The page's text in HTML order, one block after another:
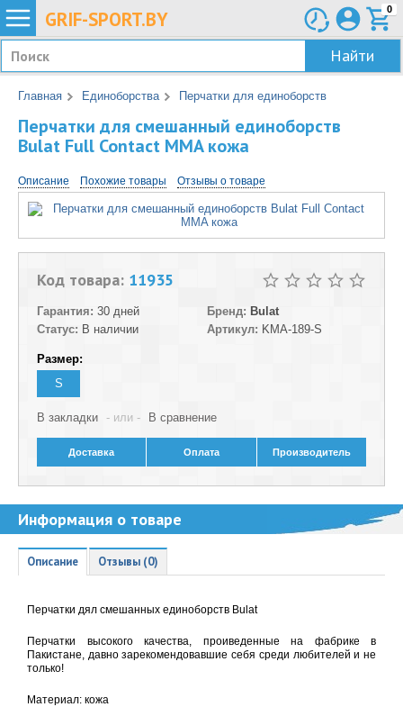
GRIF-SPORT.BY 0
Найти
Главная Единоборства Перчатки для единоборств
Перчатки для смешанный единоборств
Bulat Full Contact MMA кожа
Описание Похожие товары Отзывы о товаре
Код товара: 11935
Размер:
S
В закладки- или -В сравнение
Гарантия: 30 дней
Статус: В наличии
Бренд: Bulat
Артикул: KMA-189-S
Доставка Оплата Производитель
Информация о товаре
Описание Отзывы (0)
Перчатки дял смешанных единоборств Bulat
Перчатки высокого качества, проиведенные на фабрике в
Пакистане, давно зарекомендовавшие себя среди любителей и не
только!
Материал: кожа